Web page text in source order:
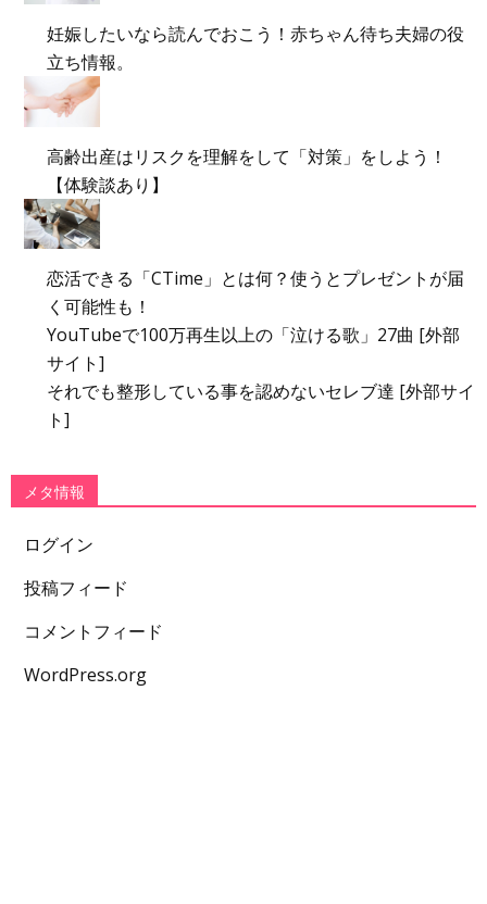
妊娠したいなら読んでおこう！赤ちゃん待ち夫婦の役
立ち情報。
高齢出産はリスクを理解をして「対策」をしよう！
【体験談あり】
恋活できる「CTime」とは何？使うとプレゼントが届
く可能性も！
YouTubeで100万再生以上の「泣ける歌」27曲 [外部
サイト]
それでも整形している事を認めないセレブ達 [外部サイ
ト]
メタ情報
ログイン
投稿フィード
コメントフィード
WordPress.org